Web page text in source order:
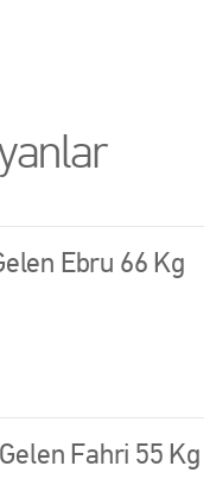
Ebru 66 Kg
Fahri 55 Kg